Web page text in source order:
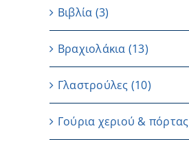
Βιβλία (3)
Βραχιολάκια (13)
Γλαστρούλες (10)
Γούρια χεριού & πόρτας